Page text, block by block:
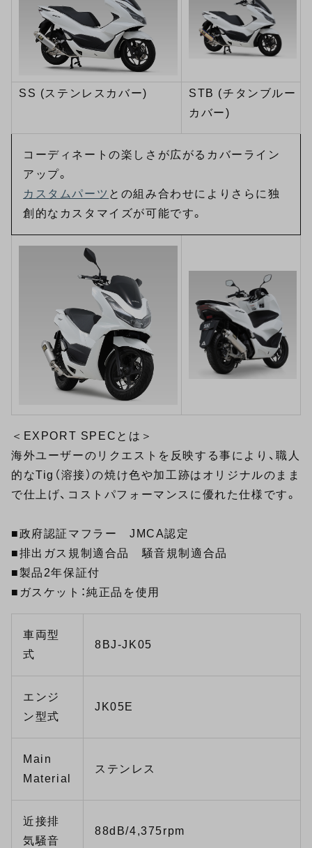
SS (ステンレスカバー)
STB (チタンブルー
カバー)
コーディネートの楽しさが広がるカバーライン
アップ。
カスタムパーツ との組み合わせによりさらに独
創的なカスタマイズが可能です。
＜EXPORT SPECとは＞
海外ユーザーのリクエストを反映する事により、職人
的なTig（溶接）の焼け色や加工跡はオリジナルのまま
で仕上げ、コストパフォーマンスに優れた仕様です。
■政府認証マフラー JMCA認定
■排出ガス規制適合品 騒音規制適合品
■製品2年保証付
■ガスケット：純正品を使用
車両型
式
8BJ-JK05
エンジ
ン型式
JK05E
Main
Material
ステンレス
近接排
気騒音
88dB/4,375rpm